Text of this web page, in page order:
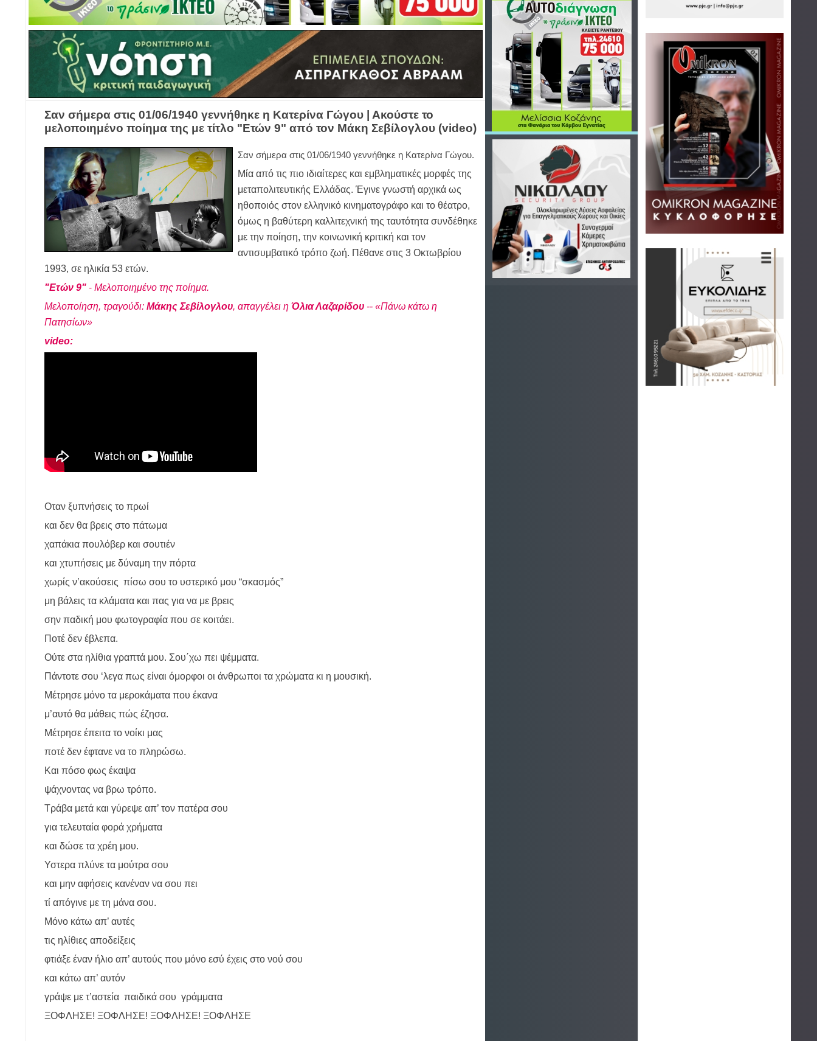
Σαν σήμερα στις 01/06/1940 γεννήθηκε η Κατερίνα Γώγου | Ακούστε το
μελοποιημένο ποίημα της με τίτλο "Ετών 9" από τον Μάκη Σεβίλογλου (video)
Σαν σήμερα στις 01/06/1940 γεννήθηκε η Κατερίνα Γώγου.
Μία από τις πιο ιδιαίτερες και εμβληματικές μορφές της
μεταπολιτευτικής Ελλάδας. Έγινε γνωστή αρχικά ως
ηθοποιός στον ελληνικό κινηματογράφο και το θέατρο,
όμως η βαθύτερη καλλιτεχνική της ταυτότητα συνδέθηκε
με την ποίηση, την κοινωνική κριτική και τον
αντισυμβατικό τρόπο ζωή. Πέθανε στις 3 Οκτωβρίου
1993, σε ηλικία 53 ετών.
"Ετών 9" - Μελοποιημένο της ποίημα.
Μελοποίηση, τραγούδι: Μάκης Σεβίλογλου, απαγγέλει η Όλια Λαζαρίδου -- «Πάνω κάτω η
Πατησίων»
video:
Οταν ξυπνήσεις το πρωί
και δεν θα βρεις στο πάτωμα
χαπάκια πουλόβερ και σουτιέν
και χτυπήσεις με δύναμη την πόρτα
χωρίς ν’ακούσεις πίσω σου το υστερικό μου “σκασμός”
μη βάλεις τα κλάματα και πας για να με βρεις
σην παδική μου φωτογραφία που σε κοιτάει.
Ποτέ δεν έβλεπα.
Ούτε στα ηλίθια γραπτά μου. Σου΄χω πει ψέμματα.
Πάντοτε σου ‘λεγα πως είναι όμορφοι οι άνθρωποι τα χρώματα κι η μουσική.
Μέτρησε μόνο τα μεροκάματα που έκανα
μ’αυτό θα μάθεις πώς έζησα.
Μέτρησε έπειτα το νοίκι μας
ποτέ δεν έφτανε να το πληρώσω.
Και πόσο φως έκαψα
ψάχνοντας να βρω τρόπο.
Τράβα μετά και γύρεψε απ’ τον πατέρα σου
για τελευταία φορά χρήματα
και δώσε τα χρέη μου.
Υστερα πλύνε τα μούτρα σου
και μην αφήσεις κανέναν να σου πει
τί απόγινε με τη μάνα σου.
Μόνο κάτω απ’ αυτές
τις ηλίθιες αποδείξεις
φτιάξε έναν ήλιο απ’ αυτούς που μόνο εσύ έχεις στο νού σου
και κάτω απ’ αυτόν
γράψε με τ’αστεία παιδικά σου γράμματα
ΞΟΦΛΗΣΕ! ΞΟΦΛΗΣΕ! ΞΟΦΛΗΣΕ! ΞΟΦΛΗΣΕ